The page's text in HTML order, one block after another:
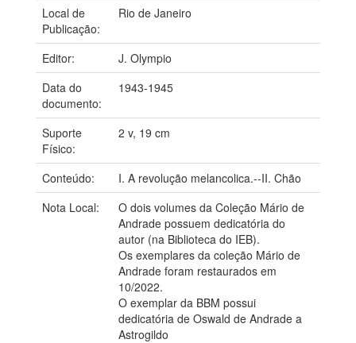
Local de
Publicação:
Rio de Janeiro
Editor:
J. Olympio
Data do
documento:
1943-1945
Suporte
Físico:
2 v, 19 cm
Conteúdo:
I. A revolução melancolica.--II. Chão
Nota Local:
O dois volumes da Coleção Mário de
Andrade possuem dedicatória do
autor (na Biblioteca do IEB).
Os exemplares da coleção Mário de
Andrade foram restaurados em
10/2022.
O exemplar da BBM possui
dedicatória de Oswald de Andrade a
Astrogildo